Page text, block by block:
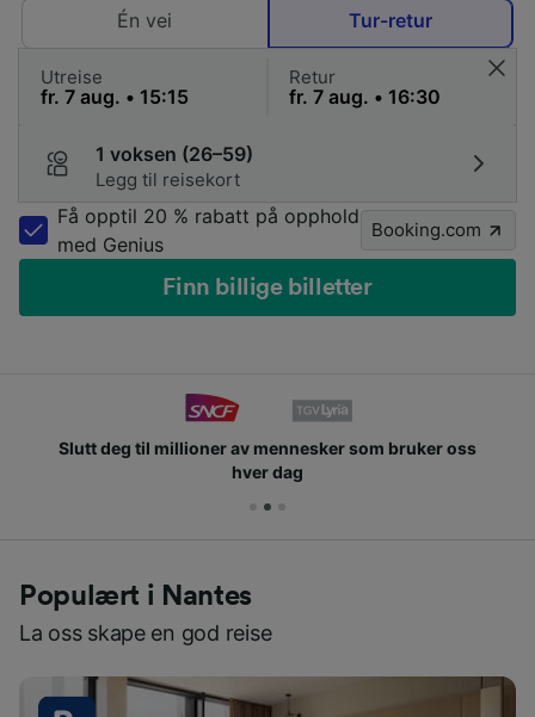
Én vei
Tur-retur
Utreise Retur
1 voksen (26–59)
Legg til reisekort
Få opptil 20 % rabatt på opphold
med Genius
Booking.com
Finn billige billetter
Slutt deg til millioner av mennesker som bruker oss
hver dag
Populært i Nantes
La oss skape en god reise